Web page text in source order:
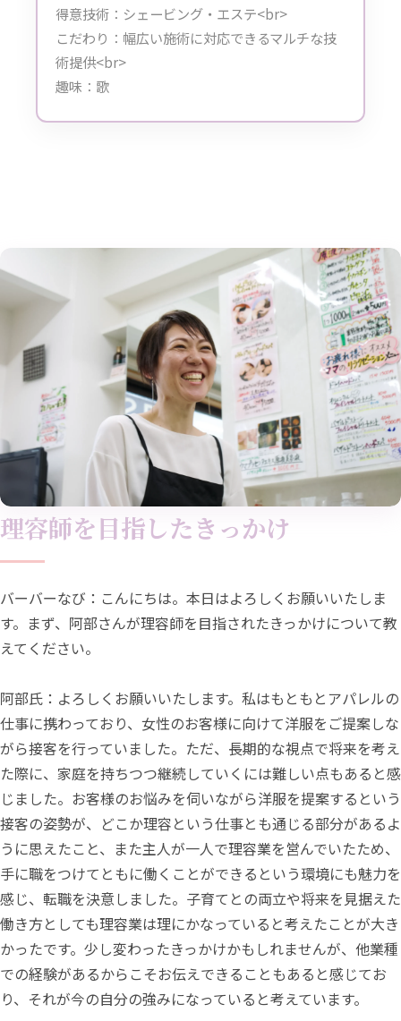
得意技術：シェービング・エステ<br>
こだわり：幅広い施術に対応できるマルチな技
術提供<br>
趣味：歌
理容師を目指したきっかけ
バーバーなび：こんにちは。本日はよろしくお願いいたしま
す。まず、阿部さんが理容師を目指されたきっかけについて教
えてください。
阿部氏：よろしくお願いいたします。私はもともとアパレルの
仕事に携わっており、女性のお客様に向けて洋服をご提案しな
がら接客を行っていました。ただ、長期的な視点で将来を考え
た際に、家庭を持ちつつ継続していくには難しい点もあると感
じました。お客様のお悩みを伺いながら洋服を提案するという
接客の姿勢が、どこか理容という仕事とも通じる部分があるよ
うに思えたこと、また主人が一人で理容業を営んでいたため、
手に職をつけてともに働くことができるという環境にも魅力を
感じ、転職を決意しました。子育てとの両立や将来を見据えた
働き方としても理容業は理にかなっていると考えたことが大き
かったです。少し変わったきっかけかもしれませんが、他業種
での経験があるからこそお伝えできることもあると感じてお
り、それが今の自分の強みになっていると考えています。